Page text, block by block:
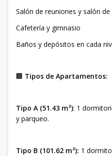
Salón de reuniones y salón
Cafetería y gimnasio
Baños y depósitos en cada
🏢 Tipos de Apartamentos:
Tipo A (51.43 m²): 1
y parqueo.
Tipo B (101.62 m²): 1